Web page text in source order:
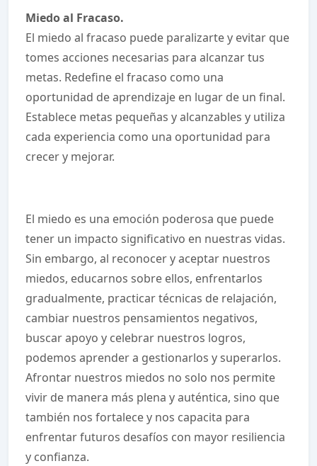
Miedo al Fracaso.
El miedo al fracaso puede paralizarte y evitar que
tomes acciones necesarias para alcanzar tus
metas. Redefine el fracaso como una
oportunidad de aprendizaje en lugar de un final.
Establece metas pequeñas y alcanzables y utiliza
cada experiencia como una oportunidad para
crecer y mejorar.
El miedo es una emoción poderosa que puede
tener un impacto significativo en nuestras vidas.
Sin embargo, al reconocer y aceptar nuestros
miedos, educarnos sobre ellos, enfrentarlos
gradualmente, practicar técnicas de relajación,
cambiar nuestros pensamientos negativos,
buscar apoyo y celebrar nuestros logros,
podemos aprender a gestionarlos y superarlos.
Afrontar nuestros miedos no solo nos permite
vivir de manera más plena y auténtica, sino que
también nos fortalece y nos capacita para
enfrentar futuros desafíos con mayor resiliencia
y confianza.